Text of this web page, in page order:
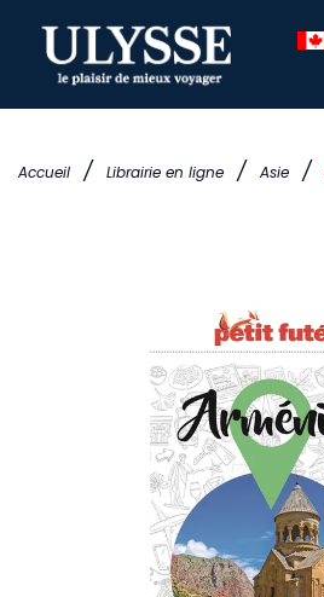
Accueil / Librairie en ligne / Asie /